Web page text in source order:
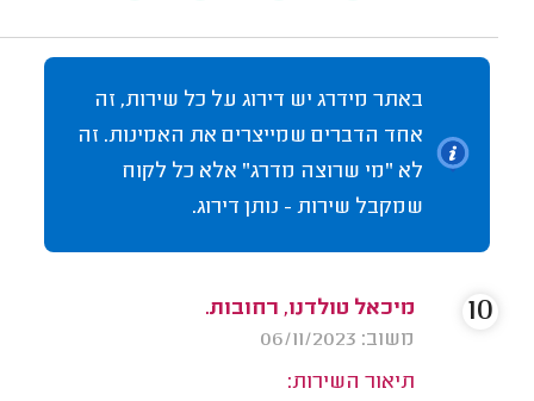
באתר מידרג יש דירוג על כל שירות, זה
אחד הדברים שמייצרים את האמינות. זה
לא "מי שרוצה מדרג" אלא כל לקוח
שמקבל שירות - נותן דירוג.
מיכאל טולדנו, רחובות.
משוב: 06/11/2023
תיאור השירות:
10